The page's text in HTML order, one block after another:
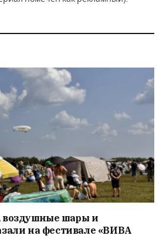
шары и
на фестивале «ВИВА